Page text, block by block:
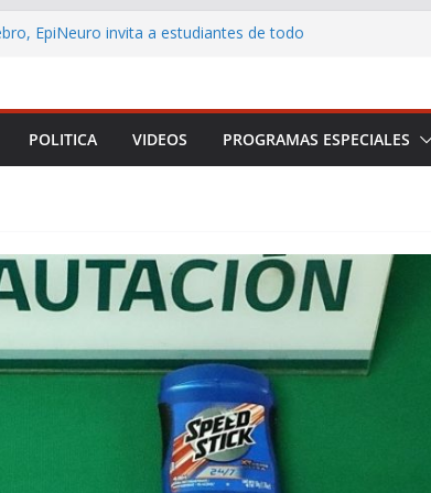
EpiNeuro invita a estudiantes de todo
y Parinacota realizó feria para
de la lactancia materna
POLITICA VIDEOS PROGRAMAS ESPECIALES